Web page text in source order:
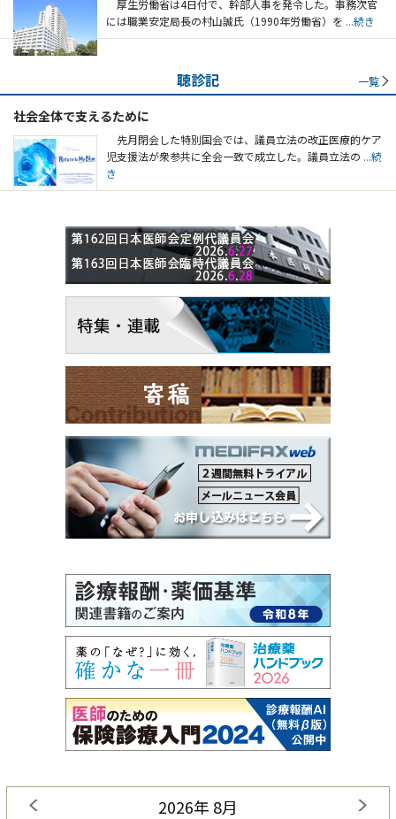
厚生労働省は4日付で、幹部人事を発令した。事務次官
には職業安定局長の村山誠氏（1990年労働省）を ...続き
聴診記 一覧
社会全体で支えるために
先月閉会した特別国会では、議員立法の改正医療的ケア
児支援法が衆参共に全会一致で成立した。議員立法の ...続
き
2026年 8月